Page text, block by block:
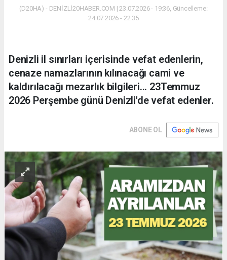
(D20HA) - DENİZLİ20HABER.COM | 23.07.2026 - 19:36, Güncelleme:
24.07.2026 - 22:35
Denizli il sınırları içerisinde vefat edenlerin,
cenaze namazlarının kılınacağı cami ve
kaldırılacağı mezarlık bilgileri... 23Temmuz
2026 Perşembe günü Denizli'de vefat edenler.
ABONE OL